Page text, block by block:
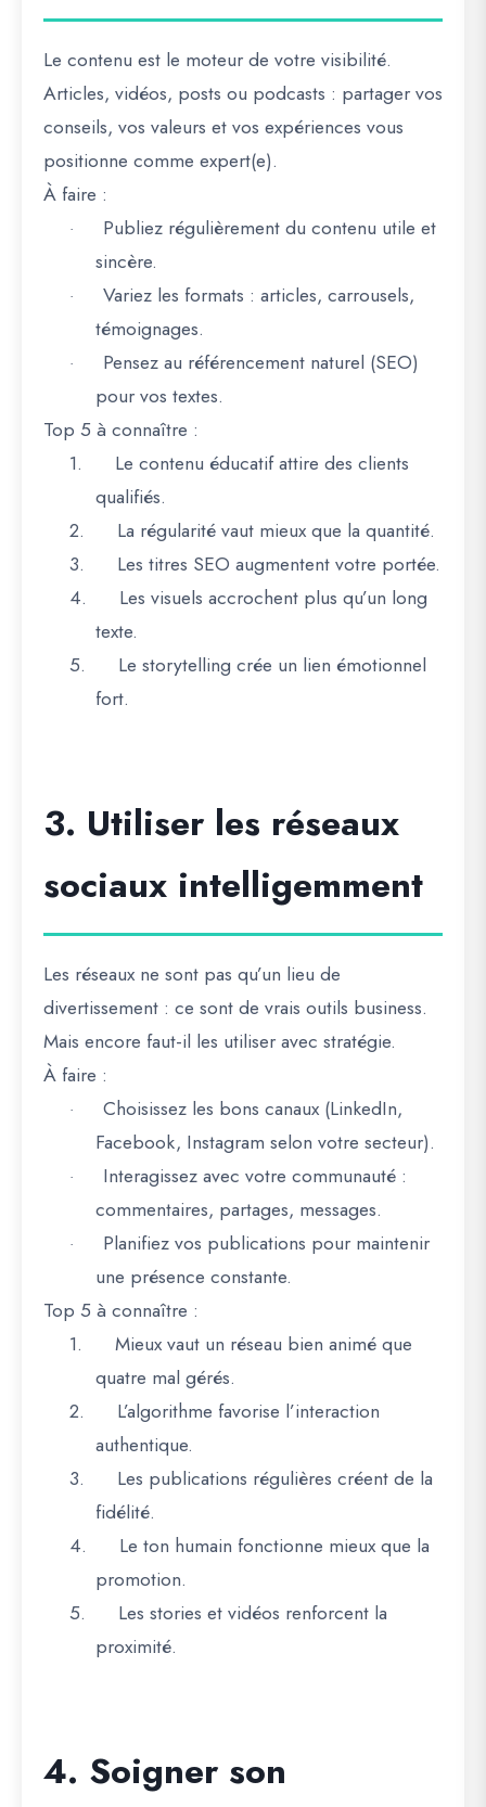
Le contenu est le moteur de votre visibilité.
Articles, vidéos, posts ou podcasts : partager vos
conseils, vos valeurs et vos expériences vous
positionne comme expert(e).
À faire :
·
Publiez régulièrement du contenu utile et
sincère.
·
Variez les formats : articles, carrousels,
témoignages.
·
Pensez au référencement naturel (SEO)
pour vos textes.
Top 5 à connaître :
1.
Le contenu éducatif attire des clients
qualifiés.
2.
La régularité vaut mieux que la quantité.
3.
Les titres SEO augmentent votre portée.
4.
Les visuels accrochent plus qu’un long
texte.
5.
Le storytelling crée un lien émotionnel
fort.
3. Utiliser les réseaux
sociaux intelligemment
Les réseaux ne sont pas qu’un lieu de
divertissement : ce sont de vrais outils business.
Mais encore faut-il les utiliser avec stratégie.
À faire :
·
Choisissez les bons canaux (LinkedIn,
Facebook, Instagram selon votre secteur).
·
Interagissez avec votre communauté :
commentaires, partages, messages.
·
Planifiez vos publications pour maintenir
une présence constante.
Top 5 à connaître :
1.
Mieux vaut un réseau bien animé que
quatre mal gérés.
2.
L’algorithme favorise l’interaction
authentique.
3.
Les publications régulières créent de la
fidélité.
4.
Le ton humain fonctionne mieux que la
promotion.
5.
Les stories et vidéos renforcent la
proximité.
4. Soigner son